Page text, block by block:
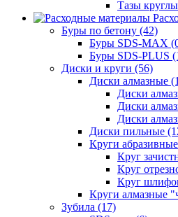
Тазы
Буры по бетону (42)
Буры SDS-MAX
Буры SDS-PLUS
Диски и круги (56)
Диски алмазные
Диски
Диски
Диски
Диски пильные
Круги
Круг
Круг
Круг
Круги алмазные
Зубила (17)